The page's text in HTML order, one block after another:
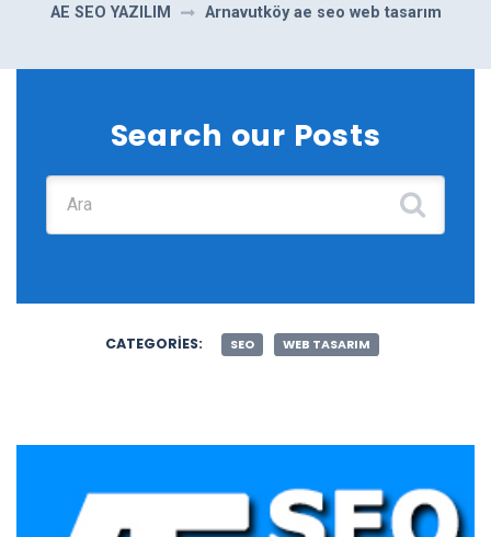
AE SEO YAZILIM Arnavutköy ae seo web tasarım
Search our Posts
CATEGORIES: SEO WEB TASARIM